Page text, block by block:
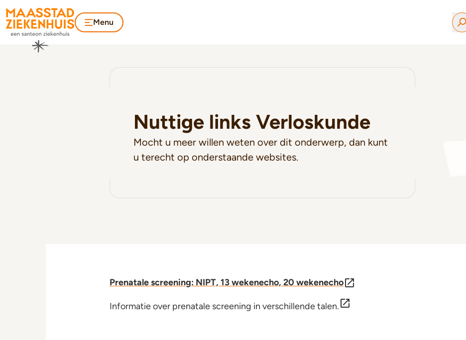
Menu
Nuttige links Verloskunde
Mocht u meer willen weten over dit onderwerp, dan kunt
u terecht op onderstaande websites.
Prenatale screening: NIPT, 13 wekenecho, 20 wekenecho
Informatie over prenatale screening in verschillende talen.